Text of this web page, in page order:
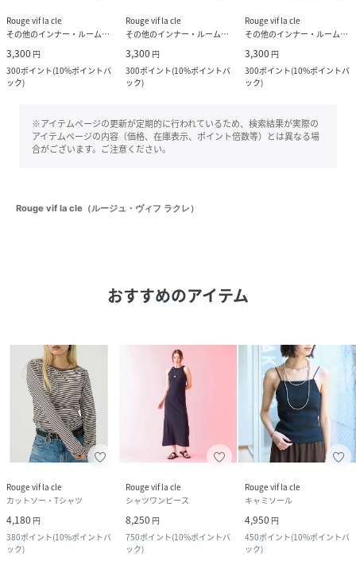
Rouge vif la cle
その他のインナー・ルームウェア
3,300 円
300ポイント(10%ポイントバ
ック)
Rouge vif la cle
その他のインナー・ルームウェア
3,300 円
300ポイント(10%ポイントバ
ック)
Rouge vif la cle
その他のインナー・ルームウェア
3,300 円
300ポイント(10%ポイントバ
ック)
※アイテムページの更新が定期的に行われているため、検索結果が実際の
アイテムページの内容（価格、在庫表示、ポイント倍数等）とは異なる場
合がございます。ご注意ください。
Rouge vif la cle（ルージュ・ヴィフ ラクレ）
おすすめのアイテム
Rouge vif la cle
カットソー・Tシャツ
4,180 円
380ポイント(10%ポイントバ
ック)
Rouge vif la cle
シャツワンピース
8,250 円
750ポイント(10%ポイントバ
ック)
Rouge vif la cle
キャミソール
4,950 円
450ポイント(10%ポイントバ
ック)